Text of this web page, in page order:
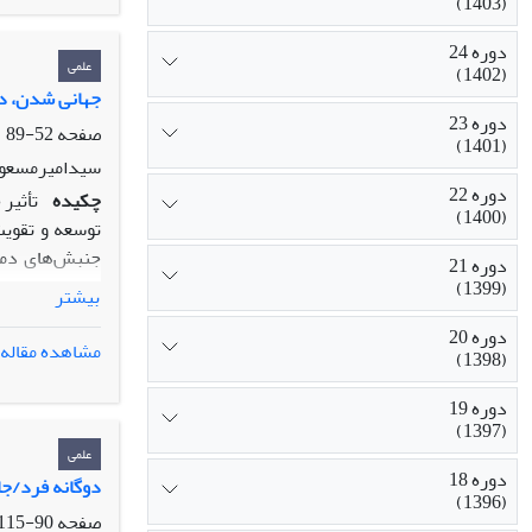
تلفن
استفاده از
حاکم باشد
علمی
جهانی شدن،
صفحه52-89
چکیده
توسعه و
جنبش‌هاى
معاصر به
دموکراتیک
پدیده بر
بیشتر
مشاهده مقاله
علمی
دوگانه فرد/
صفحه90-115
دوره 24
(1402)
دوره 23
(1401)
دوره 22
(1400)
دوره 21
(1399)
دوره 20
(1398)
دوره 19
(1397)
دوره 18
(1396)